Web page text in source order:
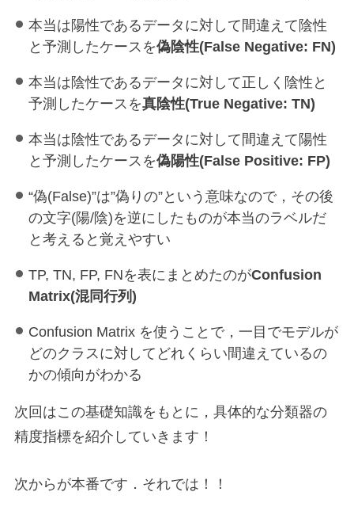
本当は陽性であるデータに対して間違えて陰性
と予測したケースを偽陰性(False Negative: FN)
本当は陰性であるデータに対して正しく陰性と
予測したケースを真陰性(True Negative: TN)
本当は陰性であるデータに対して間違えて陽性
と予測したケースを偽陽性(False Positive: FP)
“偽(False)”は”偽りの”という意味なので，その後
の文字(陽/陰)を逆にしたものが本当のラベルだ
と考えると覚えやすい
TP, TN, FP, FNを表にまとめたのがConfusion
Matrix(混同行列)
Confusion Matrix を使うことで，一目でモデルが
どのクラスに対してどれくらい間違えているの
かの傾向がわかる
次回はこの基礎知識をもとに，具体的な分類器の
精度指標を紹介していきます！
次からが本番です．それでは！！